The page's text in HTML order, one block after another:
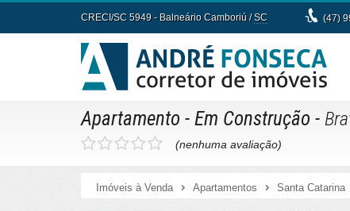
CRECI/SC 5949 - Balneário Camboriú /SC (47)
Apartamento - Em Construção -
(nenhuma avaliação)
Imóveis à Venda Apartamentos Santa Catarina